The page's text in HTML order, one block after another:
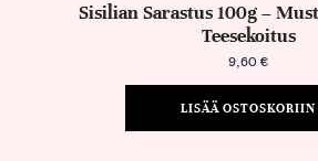
Sisilian Sarastus 100g –
Teesekoitus
9,60 €
LISÄÄ OSTOSKORIIN